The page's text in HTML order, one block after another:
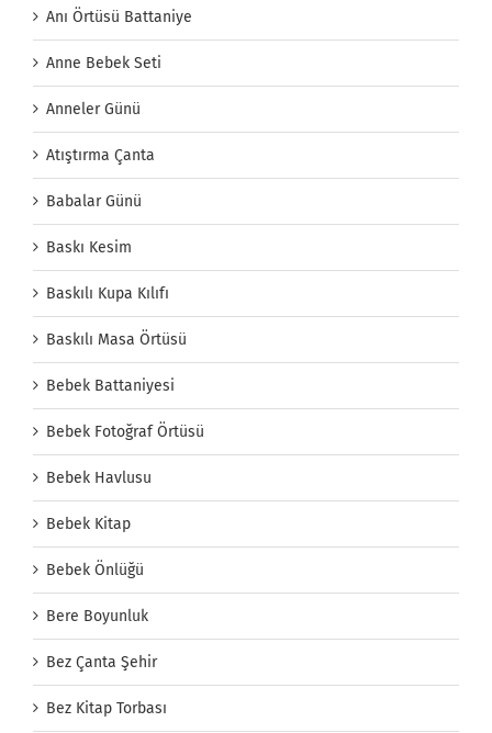
Anı Örtüsü Battaniye
Anne Bebek Seti
Anneler Günü
Atıştırma Çanta
Babalar Günü
Baskı Kesim
Baskılı Kupa Kılıfı
Baskılı Masa Örtüsü
Bebek Battaniyesi
Bebek Fotoğraf Örtüsü
Bebek Havlusu
Bebek Kitap
Bebek Önlüğü
Bere Boyunluk
Bez Çanta Şehir
Bez Kitap Torbası